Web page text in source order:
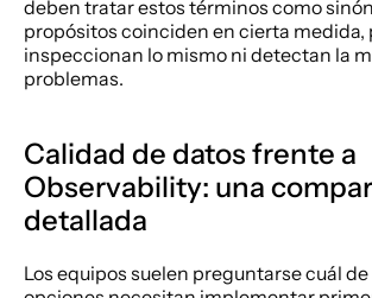
deben tratar estos términos como
propósitos coinciden en cierta medida,
inspeccionan lo mismo ni detectan la
problemas.
Calidad de datos frente a
Observability: una
detallada
Los equipos suelen preguntarse cuál de